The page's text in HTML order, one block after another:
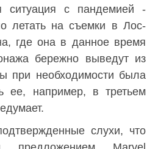
ситуация с пандемией -
летать на съемки в Лос-
где она в данное время
бережно выведут из
при необходимости была
ее, например, в третьем
слухи, что